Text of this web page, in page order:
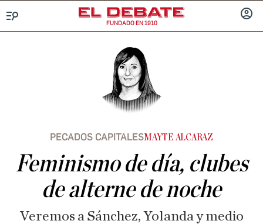
FUNDADO EN 1910
PECADOS CAPITALESMAYTE ALCARAZ
Feminismo de día, clubes
de alterne de noche
Veremos a Sánchez, Yolanda y medio